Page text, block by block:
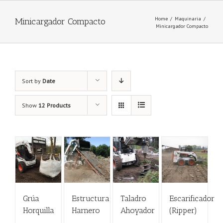
Minicargador Compacto Home / Maquinaria /
Minicargador Compacto
Sort by Date
Show 12 Products
Grúa
Horquilla
Estructura
Harnero
Taladro
Ahoyador
Escarificador
(Ripper)